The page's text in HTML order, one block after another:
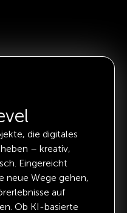
die digitales
– kreativ,
Eingereicht
neue Wege gehen,
auf
Ob KI-basierte